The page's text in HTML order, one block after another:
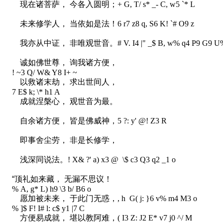
现在诸菩萨， 今各入圆明； + G, T/ s* _- C, w5 `* L
未来修学人， 当依如是法！ 6 r7 z8 q, S6 K! `# O9 z
我亦从中证， 非唯观世音。 # V. I4 |" _$ B, w% q4 P9 G9
诚如佛世尊， 询我诸方便，
! ~3 Q/ W& Y8 I+ ~
以救诸末劫， 求出世间人，
7 E$ k; \* h1 A
成就涅槃心， 观世音为最。
自余诸方便， 皆是佛威神， 5 ?: y' @! Z3 R
即事舍尘劳， 非是长修学，
浅深同说法。 ! X& ?' a) x3 @ \$ c3 Q3 q2 _1 o
“顶礼如来藏， 无漏不思议！
% A, g* L) h9 \3 b/ B6 o
愿加被未来， 于此门无惑， , h G( j: }6 v% m4 M3 o
% ]$ F! I# l: c$ y1 |7 C
方便易成就， 堪以教阿难， ( I3 Z: J2 E* v7 j0 ^/ M